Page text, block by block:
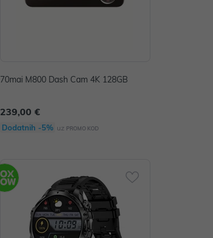
70mai M800 Dash Cam 4K 128GB
239,00 €
Dodatnih -5% uz PROMO KOD